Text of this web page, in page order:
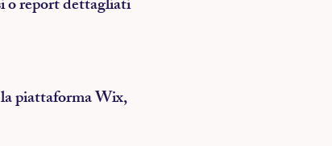
o report dettagliati
piattaforma Wix,